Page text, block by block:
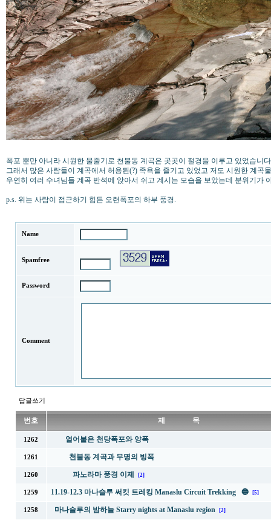
폭포 뿐만 아니라 시원한 물줄기로 천불동 계곡은 곳곳이 절경을 이루고 있었습니
그래서 많은 사람들이 계곡에서 허용된(?) 족욕을 즐기고 있었고 저도 시원한 계곡
우연히 여러 수녀님들 계곡 반석에 앉아서 쉬고 계시는 모습을 보았는데 분위기가
p.s. 위는 사람이 접근하기 힘든 오련폭포의 하부 풍경.
Name
Spamfree
Password
Comment
답글쓰기
번호 제 목
1262 얼어붙은 천당폭포와 양폭
1261 천불동 계곡과 무명의 빙폭
1260 파노라마 풍경 이제 [2]
1259 11.19-12.3 마나슬루 써킷 트레킹 Manaslu Circuit Trekking 🔵 [5]
1258 마나슬루의 밤하늘 Starry nights at Manaslu region [2]